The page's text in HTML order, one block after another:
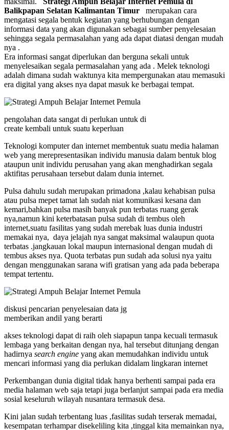
Balikpapan Selatan Kalimantan Timur
merupakan cara
mengatasi segala bentuk kegiatan yang berhubungan dengan
informasi data yang akan digunakan sebagai sumber penyelesaian
sehingga segala permasalahan yang ada dapat diatasi dengan mudah
nya .
Era informasi sangat diperlukan dan berguna sekali untuk
menyelesaikan segala permasalahan yang ada . Melek teknologi
adalah dimana sudah waktunya kita mempergunakan atau memasuki
era digital yang akses nya dapat masuk ke berbagai tempat.
pengolahan data sangat di perlukan untuk di
create kembali untuk suatu keperluan
Teknologi komputer dan internet membentuk suatu media halaman
web yang merepresentasikan individu manusia dalam bentuk blog
ataupun unit individu perusahan yang akan menghadirkan segala
aktifitas perusahaan tersebut dalam dunia internet.
Pulsa dahulu sudah merupakan primadona ,kalau kehabisan pulsa
atau pulsa mepet tamat lah sudah niat komunikasi kesana dan
kemari,bahkan pulsa masih banyak pun terbatas ruang gerak
nya,namun kini keterbatasan pulsa sudah di tembus oleh
internet,suatu fasilitas yang sudah merebak luas dunia industri
memakai nya, daya jelajah nya sangat maksimal walaupun quota
terbatas .jangkauan lokal maupun internasional dengan mudah di
tembus akses nya. Quota terbatas pun sudah ada solusi nya yaitu
dengan menggunakan sarana wifi gratisan yang ada pada beberapa
tempat tertentu.
diskusi pencarian penyelesaian data jg
memberikan andil yang berarti
akses teknologi dapat di raih oleh siapapun tanpa kecuali termasuk
lembaga yang berkaitan dengan nya, hal tersebut ditunjang dengan
hadirnya search engine yang akan memudahkan individu untuk
mencari informasi yang dia perlukan didalam lingkaran internet
Perkembangan dunia digital tidak hanya berhenti sampai pada era
media halaman web saja tetapi juga berlanjut sampai pada era media
sosial keseluruh wilayah nusantara termasuk desa.
Kini jalan sudah terbentang luas ,fasilitas sudah terserak memadai,
kesempatan terhampar disekeliling kita ,tinggal kita memainkan nya,